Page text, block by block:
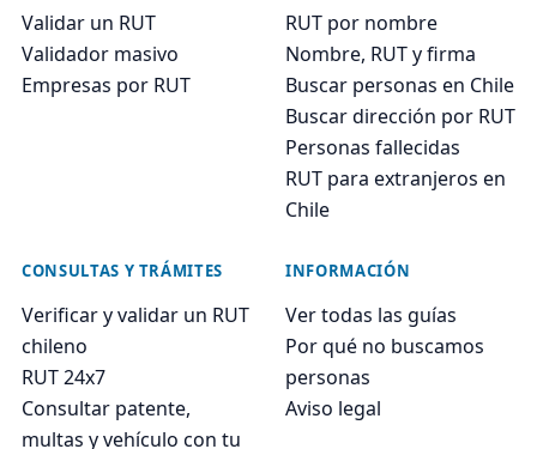
Validar un RUT
Validador masivo
Empresas por RUT
RUT por nombre
Nombre, RUT y firma
Buscar personas en Chile
Buscar dirección por RUT
Personas fallecidas
RUT para extranjeros en
Chile
CONSULTAS Y TRÁMITES
Verificar y validar un RUT
chileno
RUT 24x7
Consultar patente,
multas y vehículo con tu
INFORMACIÓN
Ver todas las guías
Por qué no buscamos
personas
Aviso legal